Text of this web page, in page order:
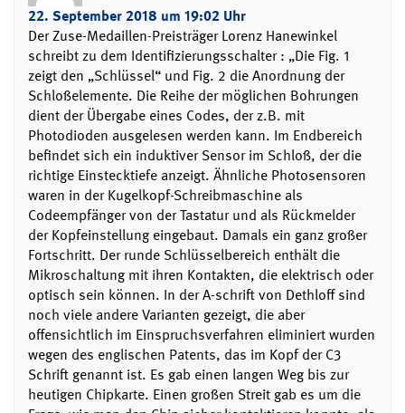
22. September 2018 um 19:02 Uhr
Der Zuse-Medaillen-Preisträger Lorenz Hanewinkel
schreibt zu dem Identifizierungsschalter : „Die Fig. 1
zeigt den „Schlüssel“ und Fig. 2 die Anordnung der
Schloßelemente. Die Reihe der möglichen Bohrungen
dient der Übergabe eines Codes, der z.B. mit
Photodioden ausgelesen werden kann. Im Endbereich
befindet sich ein induktiver Sensor im Schloß, der die
richtige Einstecktiefe anzeigt. Ähnliche Photosensoren
waren in der Kugelkopf-Schreibmaschine als
Codeempfänger von der Tastatur und als Rückmelder
der Kopfeinstellung eingebaut. Damals ein ganz großer
Fortschritt. Der runde Schlüsselbereich enthält die
Mikroschaltung mit ihren Kontakten, die elektrisch oder
optisch sein können. In der A-schrift von Dethloff sind
noch viele andere Varianten gezeigt, die aber
offensichtlich im Einspruchsverfahren eliminiert wurden
wegen des englischen Patents, das im Kopf der C3
Schrift genannt ist. Es gab einen langen Weg bis zur
heutigen Chipkarte. Einen großen Streit gab es um die